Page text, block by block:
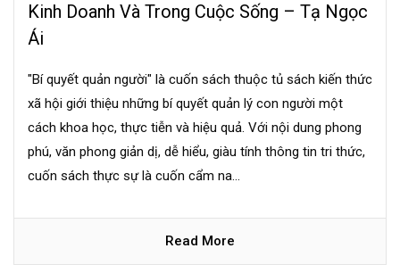
Kinh Doanh Và Trong Cuộc Sống – Tạ Ngọc
Ái
"Bí quyết quản người" là cuốn sách thuộc tủ sách kiến thức
xã hội giới thiệu những bí quyết quản lý con người một
cách khoa học, thực tiễn và hiệu quả. Với nội dung phong
phú, văn phong giản dị, dễ hiểu, giàu tính thông tin tri thức,
cuốn sách thực sự là cuốn cẩm na...
Read More